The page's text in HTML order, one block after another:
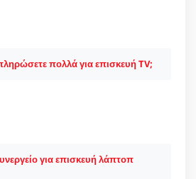
πολλά για επισκευή TV;
για επισκευή λάπτοπ